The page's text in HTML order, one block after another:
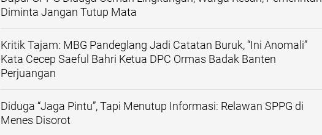
Diminta Jangan Tutup Mata
Kritik Tajam: MBG Pandeglang Jadi Catatan Buruk, “Ini Anomali”
Kata Cecep Saeful Bahri Ketua DPC Ormas Badak Banten
Perjuangan
Diduga “Jaga Pintu”, Tapi Menutup Informasi: Relawan SPPG di
Menes Disorot